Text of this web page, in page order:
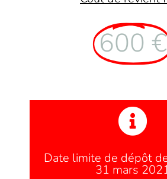
600 €
Date limite de dépôt
31 mars